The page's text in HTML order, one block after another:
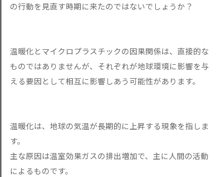
の行動を見直す時期に来たのではないでしょうか？
温暖化とマイクロプラスチックの因果関係は、直接的な
ものではありませんが、それぞれが地球環境に影響を与
える要因として相互に影響しあう可能性があります。
温暖化は、地球の気温が長期的に上昇する現象を指しま
す。
主な原因は温室効果ガスの排出増加で、主に人間の活動
によるものです。